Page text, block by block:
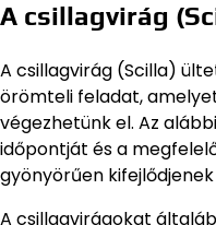
A csillagvirág
A csillagvirág (Scilla)
örömteli feladat,
végezhetünk el. Az
időpontját és a
gyönyörűen
A csillagvirágokat